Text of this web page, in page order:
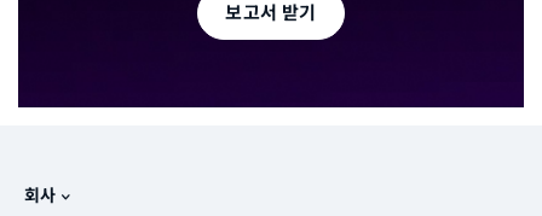
보고서 받기
회사